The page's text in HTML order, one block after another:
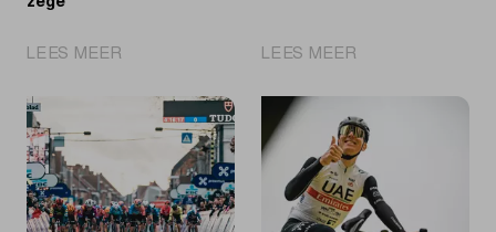
LEES MEER
Wiebes
sprint
tweede
opeenvolgende
zege
LEES MEER
na
sterke
solo